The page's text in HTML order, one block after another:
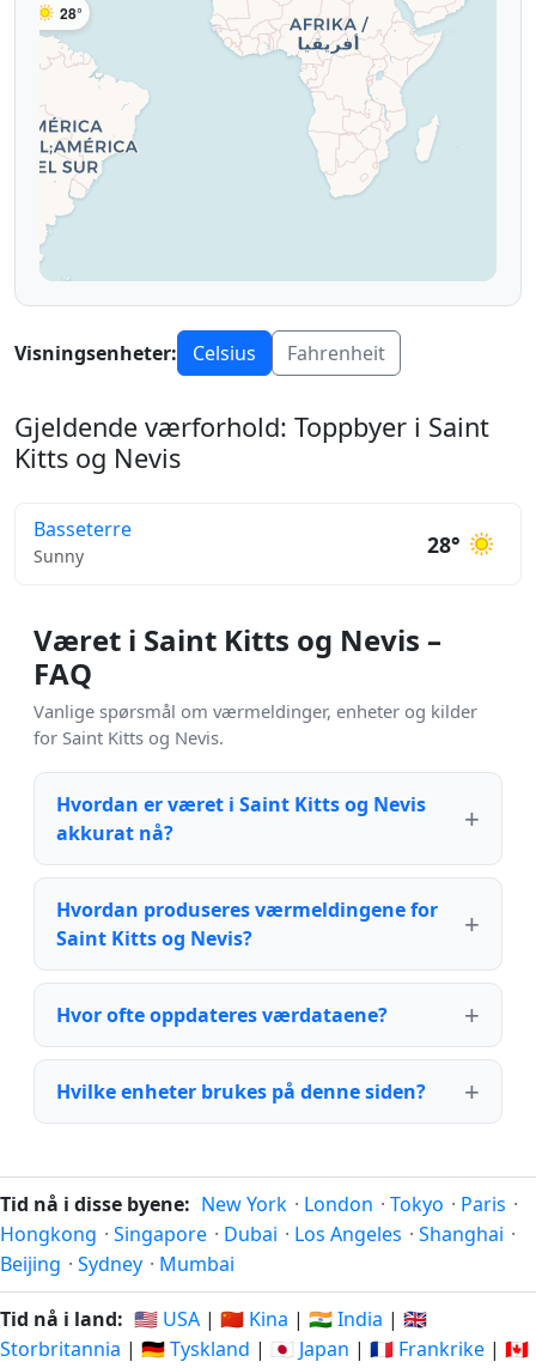
28°
Visningsenheter: Celsius Fahrenheit
Gjeldende værforhold: Toppbyer i Saint
Kitts og Nevis
Basseterre
Sunny 28°
Været i Saint Kitts og Nevis –
FAQ
Vanlige spørsmål om værmeldinger, enheter og kilder
for Saint Kitts og Nevis.
Hvordan er været i Saint Kitts og Nevis
akkurat nå?
Hvordan produseres værmeldingene for
Saint Kitts og Nevis?
Hvor ofte oppdateres værdataene?
Hvilke enheter brukes på denne siden?
Tid nå i disse byene: New York · London · Tokyo · Paris ·
Hongkong · Singapore · Dubai · Los Angeles · Shanghai ·
Beijing · Sydney · Mumbai
Tid nå i land: 🇺🇸 USA | 🇨🇳 Kina | 🇮🇳 India | 🇬🇧
Storbritannia | 🇩🇪 Tyskland | 🇯🇵 Japan | 🇫🇷 Frankrike | 🇨🇦